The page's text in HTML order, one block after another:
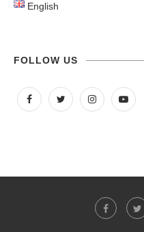
English
FOLLOW US